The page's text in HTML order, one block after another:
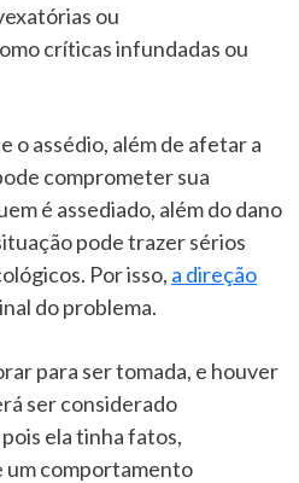
ou
críticas infundadas ou
o assédio, além de afetar a
comprometer sua
é assediado, além do dano
pode trazer sérios
Por isso, a direção
do problema.
para ser tomada, e houver
ser considerado
ela tinha fatos,
um comportamento